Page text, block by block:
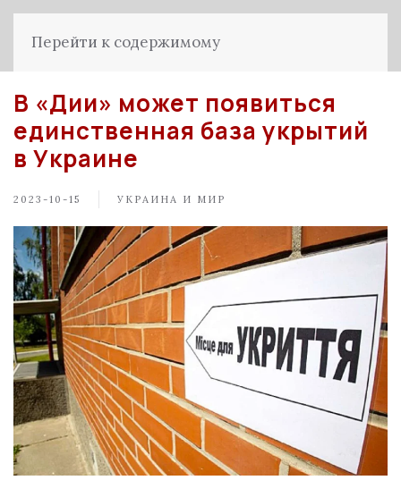
Перейти к содержимому
В «Дии» может появиться
единственная база укрытий
в Украине
2023-10-15 УКРАИНА И МИР